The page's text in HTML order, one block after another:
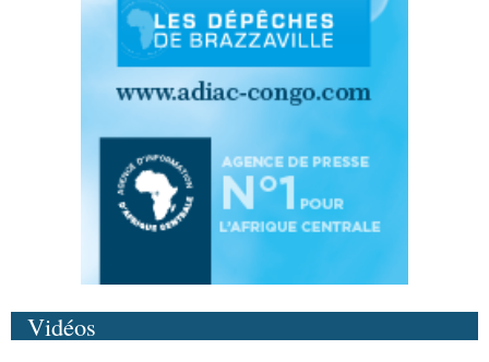
Vidéos